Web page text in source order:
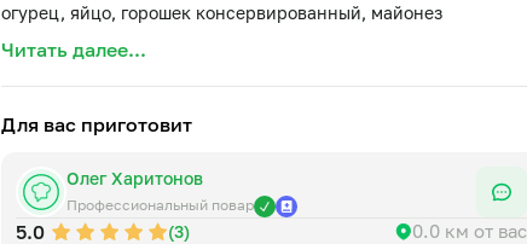
Читать далее...
Для вас приготовит
Олег Харитонов
Профессиональный повар
5.0 (3) 0.0 км от вас